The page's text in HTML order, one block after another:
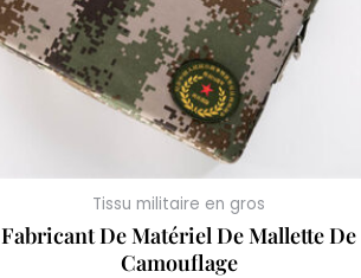
Tissu militaire en gros
Fabricant De Matériel De Mallette De
Camouflage